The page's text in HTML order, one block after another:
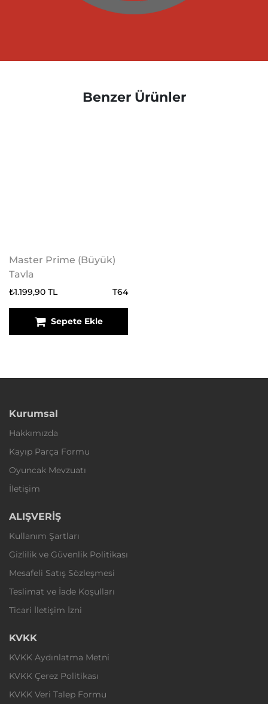
Benzer Ürünler
Master Prime (Büyük)
Tavla
₺1.199,90 TL T64
Sepete Ekle
Kurumsal
Hakkımızda
Kayıp Parça Formu
Oyuncak Mevzuatı
İletişim
ALIŞVERİŞ
Kullanım Şartları
Gizlilik ve Güvenlik Politikası
Mesafeli Satış Sözleşmesi
Teslimat ve İade Koşulları
Ticari İletişim İzni
KVKK
KVKK Aydınlatma Metni
KVKK Çerez Politikası
KVKK Veri Talep Formu